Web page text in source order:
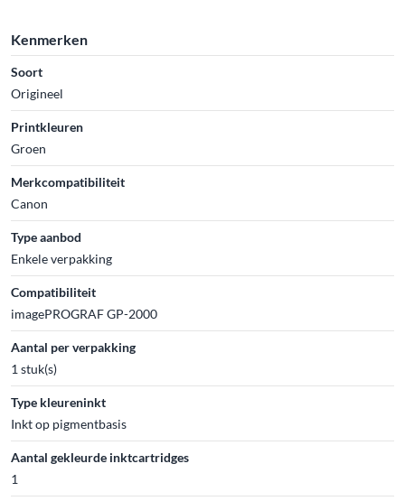
Kenmerken
Soort
Origineel
Printkleuren
Groen
Merkcompatibiliteit
Canon
Type aanbod
Enkele verpakking
Compatibiliteit
imagePROGRAF GP-2000
Aantal per verpakking
1 stuk(s)
Type kleureninkt
Inkt op pigmentbasis
Aantal gekleurde inktcartridges
1